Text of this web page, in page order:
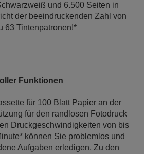
und 6.500 Seiten in
der beeindruckenden Zahl von
63 Tintenpatronen!*
Funktionen
für 100 Blatt Papier an der
für den randlosen Fotodruck
Druckgeschwindigkeiten von bis
können Sie problemlos und
Aufgaben erledigen. Zu den